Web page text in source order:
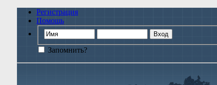
Регистрация
Помощь
Запомнить?